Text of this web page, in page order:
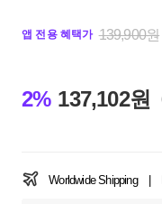
앱 전용 혜택가 139,900원
2% 137,102원
Worldwide Shipping